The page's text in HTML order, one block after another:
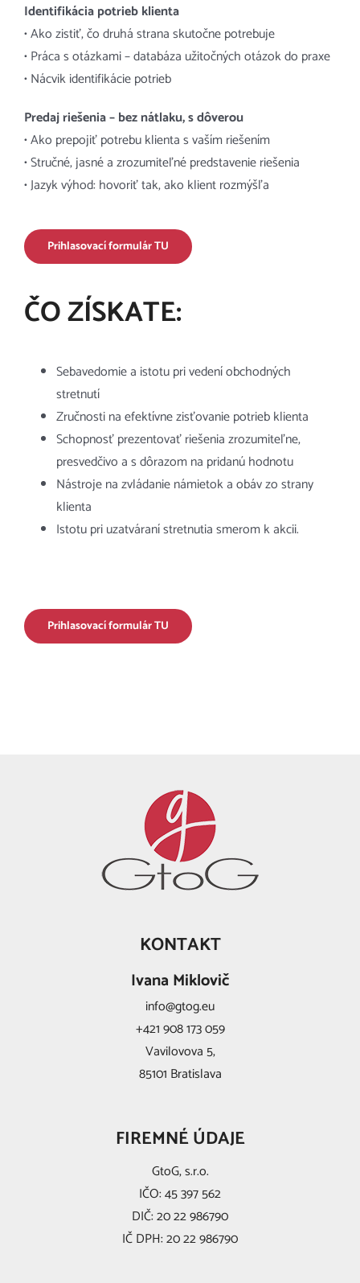
Identifikácia potrieb klienta
• Ako zistiť, čo druhá strana skutočne potrebuje
• Práca s otázkami – databáza užitočných otázok do praxe
• Nácvik identifikácie potrieb
Predaj riešenia – bez nátlaku, s dôverou
• Ako prepojiť potrebu klienta s vaším riešením
• Stručné, jasné a zrozumiteľné predstavenie riešenia
• Jazyk výhod: hovoriť tak, ako klient rozmýšľa
Prihlasovací formulár TU
ČO ZÍSKATE:
Sebavedomie a istotu pri vedení obchodných
stretnutí
Zručnosti na efektívne zisťovanie potrieb klienta
Schopnosť prezentovať riešenia zrozumiteľne,
presvedčivo a s dôrazom na pridanú hodnotu
Nástroje na zvládanie námietok a obáv zo strany
klienta
Istotu pri uzatváraní stretnutia smerom k akcii.
Prihlasovací formulár TU
KONTAKT
Ivana Miklovič
info@gtog.eu
+421 908 173 059
Vavilovova 5,
85101 Bratislava
FIREMNÉ ÚDAJE
GtoG, s.r.o.
IČO: 45 397 562
DIČ: 20 22 986790
IČ DPH: 20 22 986790